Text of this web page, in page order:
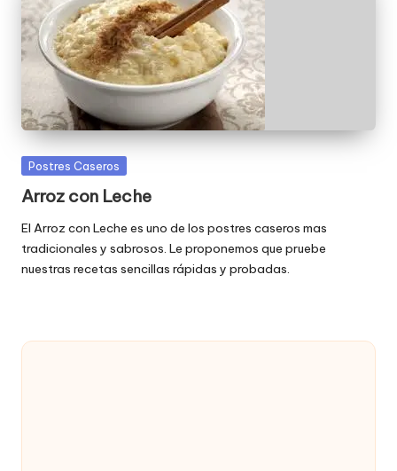
Publicada
Postres Caseros
Arroz con Leche
El Arroz con Leche es uno de los postres caseros mas
tradicionales y sabrosos. Le proponemos que pruebe
nuestras recetas sencillas rápidas y probadas.